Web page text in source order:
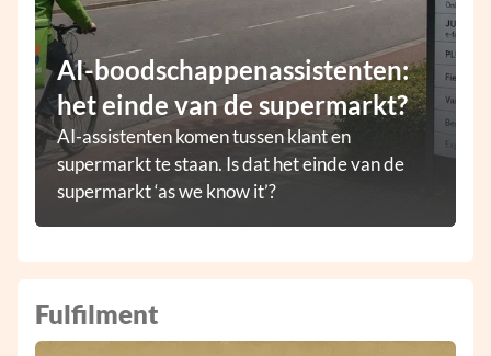
AI-boodschappenassistenten:
het einde van de supermarkt?
AI-assistenten komen tussen klant en
supermarkt te staan. Is dat het einde van de
supermarkt ‘as we know it’?
Fulfilment